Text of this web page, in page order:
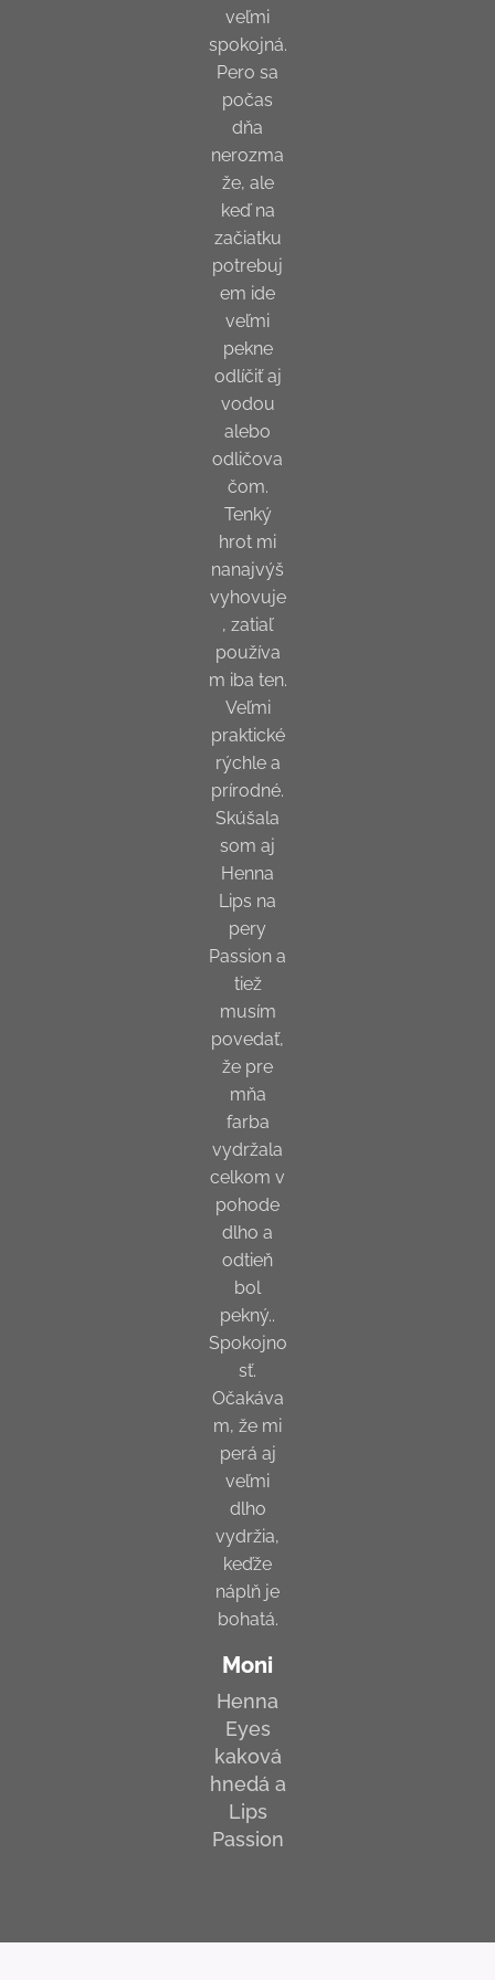
veľmi
spokojná.
Pero sa
počas
dňa
nerozma
že, ale
keď na
začiatku
potrebuj
em ide
veľmi
pekne
odlíčiť aj
vodou
alebo
odličova
čom.
Tenký
hrot mi
nanajvýš
vyhovuje
, zatiaľ
používa
m iba ten.
Veľmi
praktické
rýchle a
prírodné.
Skúšala
som aj
Henna
Lips na
pery
Passion a
tiež
musím
povedať,
že pre
mňa
farba
vydržala
celkom v
pohode
dlho a
odtieň
bol
pekný..
Spokojno
sť.
Očakáva
m, že mi
perá aj
veľmi
dlho
vydržia,
keďže
náplň je
bohatá.
Moni
Henna
Eyes
kaková
hnedá a
Lips
Passion